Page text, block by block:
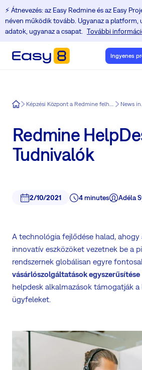
⚡️ Átnevezés: az Easy Redmine és az Easy
néven működik tovább. Ugyanaz a platform,
adatok, ugyanaz a csapat.
További
Ingyenes
Easy8 Képzési Központ a Redmine felhasználók számára
Redmine
Tudnivalók
2/10/2021 4 minutes Adéla
A technológia fejlődése halad, ahogy
innovatív eszközöket vezetnek be a
rendszernek globálisan egyre
vásárlószolgáltatások egyszerűsítése
helpdesk alkalmazások támogatják a
ügyfeleket.